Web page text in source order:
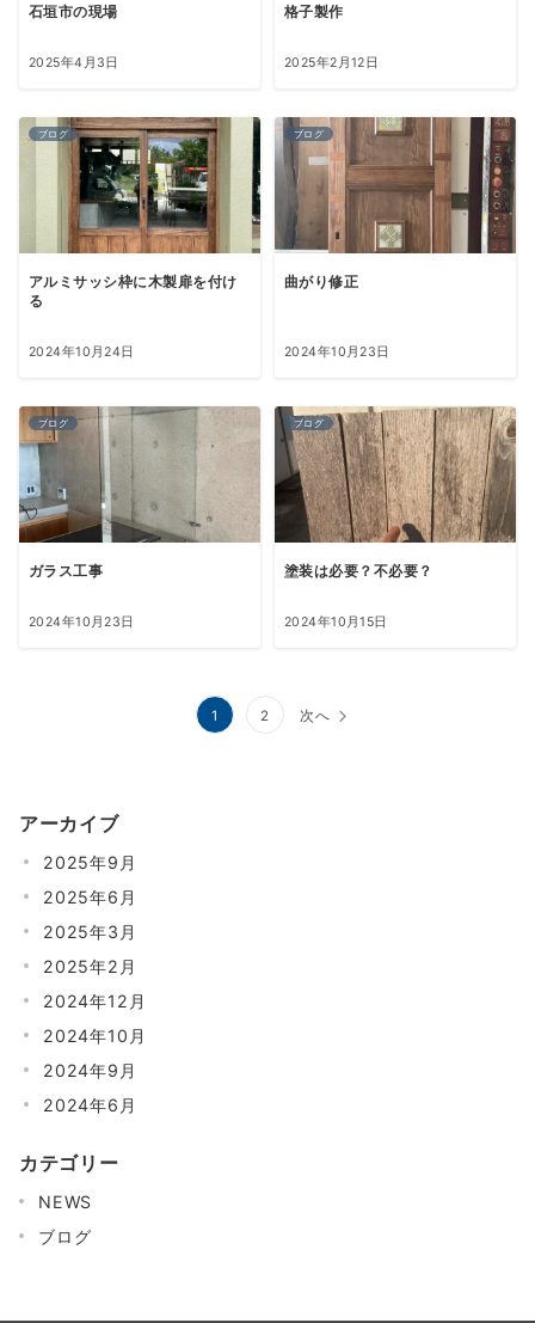
石垣市の現場
2025年4月3日
格子製作
2025年2月12日
ブログ
アルミサッシ枠に木製扉を付け
る
2024年10月24日
ブログ
曲がり修正
2024年10月23日
ブログ
ガラス工事
2024年10月23日
ブログ
塗装は必要？不必要？
2024年10月15日
ペ
ー
ジ
送
り
1 2 次へ
アーカイブ
2025年9月
2025年6月
2025年3月
2025年2月
2024年12月
2024年10月
2024年9月
2024年6月
カテゴリー
NEWS
ブログ